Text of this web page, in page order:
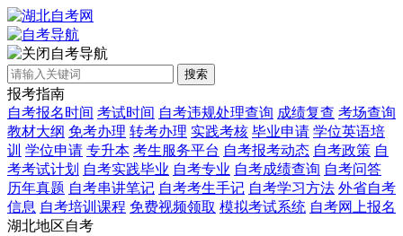
自考导航
搜索
报考指南
自考报名时间 考试时间 自考违规处理查询 成绩复查 考场查询
教材大纲 免考办理 转考办理 实践考核 毕业申请 学位英语培
训 学位申请 专升本 考生服务平台 自考报考动态 自考政策 自
考考试计划 自考实践毕业 自考专业 自考成绩查询 自考问答
历年真题 自考串讲笔记 自考考生手记 自考学习方法 外省自考
信息 自考培训课程 免费视频领取 模拟考试系统 自考网上报名
湖北地区自考